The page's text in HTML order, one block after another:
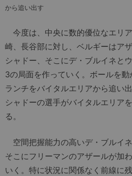
から追い出す
今度は、中央に数的優位なエリ
崎、長谷部に対し、ベルギーはア
シャドー、そこにデ・ブルイネと
3の局面を作っていく。ボールを
ランチをバイタルエリアから追い
シャドーの選手がバイタルエリア
る。
空間把握能力の高いデ・ブルイネ
そこにフリーマンのアザールが加
いく。特に状況に関係なく前線に